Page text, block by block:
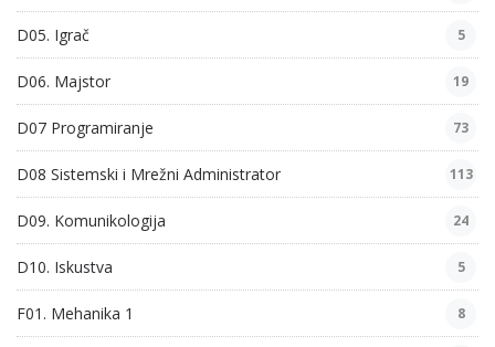
D05. Igrač 5
D06. Majstor 19
D07 Programiranje 73
D08 Sistemski i Mrežni Administrator 113
D09. Komunikologija 24
D10. Iskustva 5
F01. Mehanika 1 8